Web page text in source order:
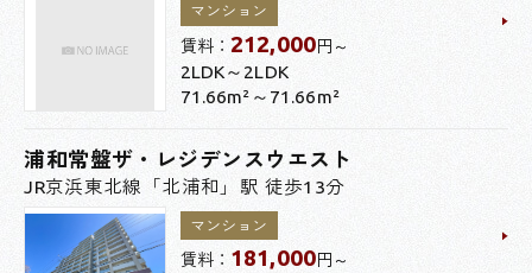
マンション
賃料： 212,000円～
2LDK～2LDK
71.66m²～71.66m²
浦和常盤ザ・レジデンスウエスト
JR京浜東北線「北浦和」駅 徒歩13分
マンション
賃料： 181,000円～